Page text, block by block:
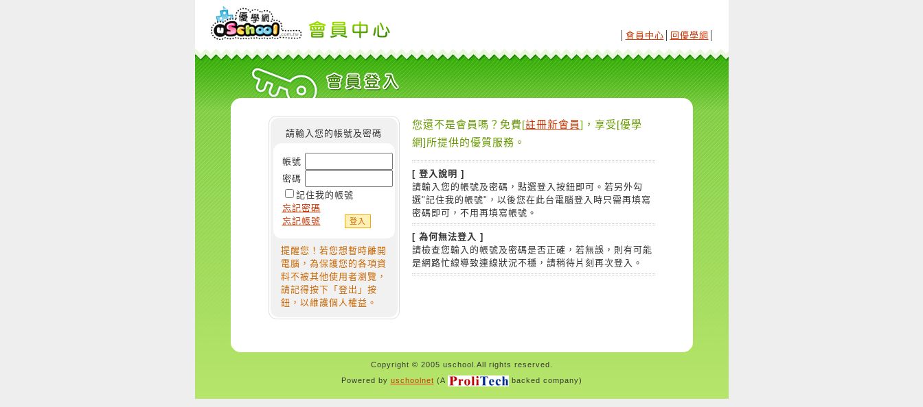
會員中心 回優學網
請輸入您的帳號及密碼
帳號
密碼
記住我的帳號
忘記密碼
忘記帳號
提醒您！若您想暫時離開
電腦，為保護您的各項資
料不被其他使用者瀏覽，
請記得按下「登出」按
鈕，以維護個人權益。
您還不是會員嗎？免費[註冊新會員]，享受[優學
網]所提供的優質服務。
[ 登入說明 ]
請輸入您的帳號及密碼，點選登入按鈕即可。若另外勾
選"記住我的帳號"，以後您在此台電腦登入時只需再填寫
密碼即可，不用再填寫帳號。
[ 為何無法登入 ]
請檢查您輸入的帳號及密碼是否正確，若無誤，則有可能
是網路忙線導致連線狀況不穩，請稍待片刻再次登入。
Copyright © 2005 uschool.All rights reserved.
Powered by uschoolnet (A backed company)